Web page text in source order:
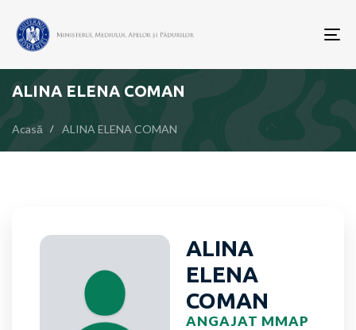
ALINA ELENA COMAN
Acasă ALINA ELENA COMAN
ALINA
ELENA
COMAN
ANGAJAT MMAP